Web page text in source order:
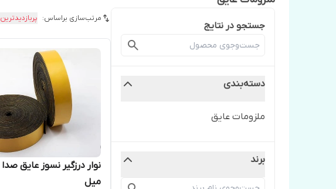
جستجو در نتایج
دسته‌بندی
ملزومات عایق
برند
مرتب‌سازی براساس: پربازدیدترین
میل